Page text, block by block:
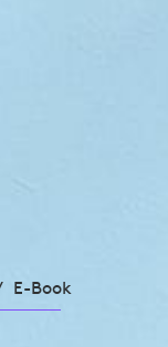
E-Book